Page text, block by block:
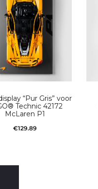
“Pur Gris” voor
Technic 42172
McLaren P1
€129.89